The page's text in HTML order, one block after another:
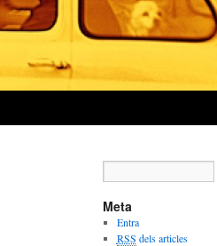
Meta
Entra
RSS dels articles